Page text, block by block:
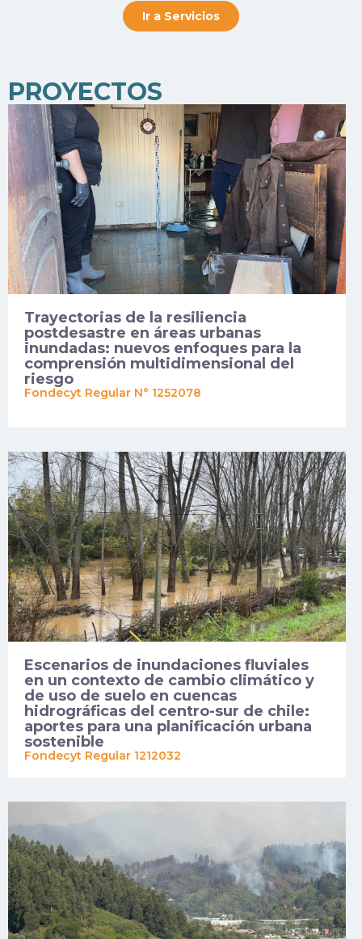
Ir a Servicios
PROYECTOS
Trayectorias de la resiliencia
postdesastre en áreas urbanas
inundadas: nuevos enfoques para la
comprensión multidimensional del
riesgo
Fondecyt Regular N° 1252078
Escenarios de inundaciones fluviales
en un contexto de cambio climático y
de uso de suelo en cuencas
hidrográficas del centro-sur de chile:
aportes para una planificación urbana
sostenible
Fondecyt Regular 1212032